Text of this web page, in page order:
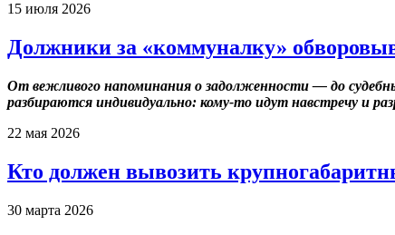
15 июля 2026
Должники за «коммуналку»
От вежливого напоминания о задолженности — до
разбираются индивидуально: кому-то идут навстречу и
22 мая 2026
Кто должен вывозить
30 марта 2026